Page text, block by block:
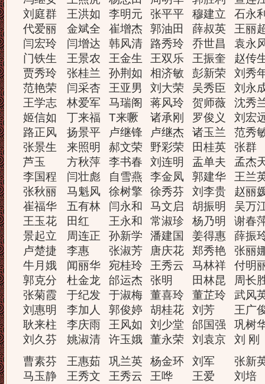
刘庭群
代爱丽
闫宏玲
门铁生
贾秀玲
范艳荣
王学志
姬信如
路正风
张景生
芦玉
李国程
张秋丽
崔福华
王玉花
景起立
卢楚捷
牛月娥
郭克分
张菊霞
刘惠明
耿来柱
刘久芬
王洪如
金斌全
闫增达
王景农
张桂兰
闫采杏
林爱军
丁来福
扬景平
来照明
方秋萍
闫壮彪
马魁风
五有林
田红
周连正
李惠
闻丽华
杜金龙
于纪发
李加人
李庆雨
姚淑清
李明元
崔增杰
韩风清
王金生
孙荆如
王亚男
马瑞阁
T来噘
卢继锋
郝文荣
李书春
自雪燕
徐树擎
闫永和
王永和
孙新学
张淑芳
宛桂玲
邰运杰
于淑梅
郭俊婷
王风如
许玉娥
张平平
郭油田
路秀玲
王双乐
相济敏
刘大荣
蒋风玲
诸承刚
卢继杰
野彩荣
刘连明
李金凤
徐秀芬
马文启
常淑珍
潘建国
唐庆花
王秀云
张明
董喜玲
胡桂花
刘少堂
董永荣
穆建立
薛叔英
乔世昌
王振奎
彭新荣
吴秀臣
贺师薇
罗俊义
诸玉兰
田桂英
盂单夫
郭建华
刘李贵
胡振明
杨乃明
姜得惠
郑秀艳
马林祥
田林昆
董芷玲
刘芳
邰国强
刘袁京
石永
王丽
袁永
赵传
刘秀
刘永
沈秀
刘宏
范秀
张群
孟杰
王兰
赵丽
吴万
谢春
薛振
张丽
付明
周长
武风
王广
巩树
刘 刚
曹素芬
马玉静
王惠茹
王秀文
巩兰英
王秀云
杨金环
王哗
刘军
王爱
张新
刘培